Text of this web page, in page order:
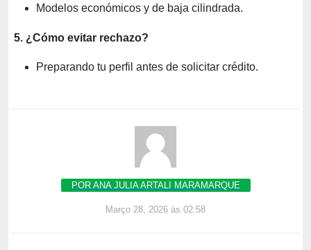
Modelos económicos y de baja cilindrada.
5. ¿Cómo evitar rechazo?
Preparando tu perfil antes de solicitar crédito.
POR ANA JULIA ARTALI MARAMARQUE
Março 28, 2026 às 02:58